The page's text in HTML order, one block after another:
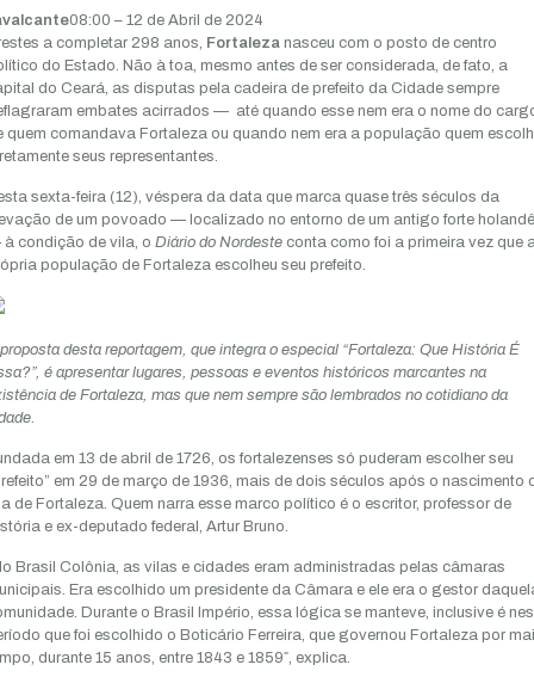
08:00 – 12 de Abril de 2024
a completar 298 anos, Fortaleza nasceu com o posto de centro
do Estado. Não à toa, mesmo antes de ser considerada, de fato, a
do Ceará, as disputas pela cadeira de prefeito da Cidade sempre
embates acirrados — até quando esse nem era o nome do
quem comandava Fortaleza ou quando nem era a população quem
seus representantes.
sexta-feira (12), véspera da data que marca quase três séculos da
de um povoado — localizado no entorno de um antigo forte
condição de vila, o Diário do Nordesteconta como foi a primeira vez que
população de Fortaleza escolheu seu prefeito.
desta reportagem, que integra o especial “Fortaleza: Que História É
é apresentar lugares, pessoas e eventos históricos marcantes na
de Fortaleza, mas que nem sempre são lembrados no cotidiano da
em 13 de abril de 1726, os fortalezenses só puderam escolher seu
em 29 de março de 1936, mais de dois séculos após o nascimento
de Fortaleza. Quem narra esse marco político é o escritor, professor de
e ex-deputado federal, Artur Bruno.
Brasil Colônia, as vilas e cidades eram administradas pelas câmaras
Era escolhido um presidente da Câmara e ele era o gestor
Durante o Brasil Império, essa lógica se manteve, inclusive é
que foi escolhido o Boticário Ferreira, que governou Fortaleza por
durante 15 anos, entre 1843 e 1859″, explica.